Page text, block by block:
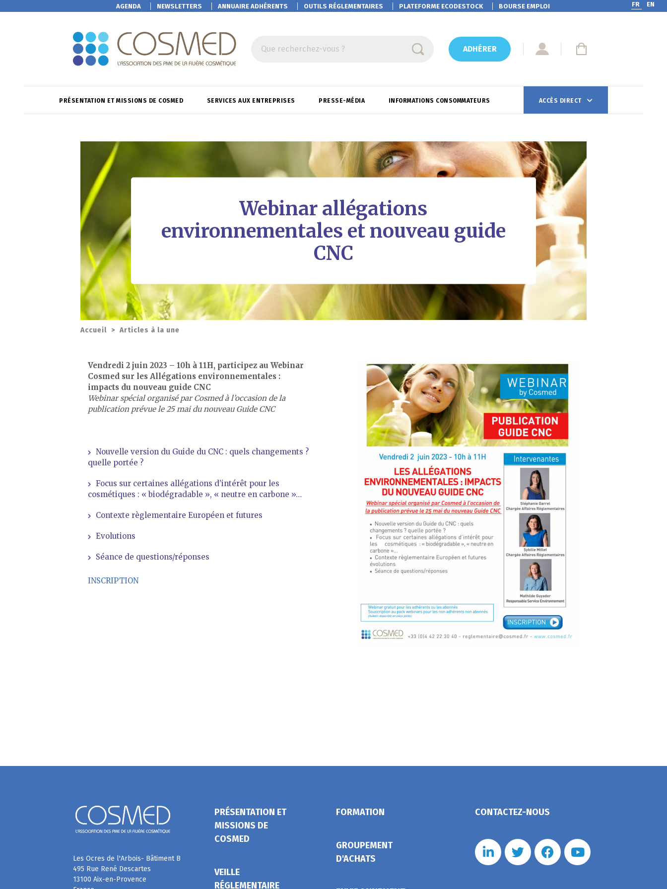
AGENDA NEWSLETTERS ANNUAIRE ADHÉRENTS OUTILS RÉGLEMENTAIRES PLATEFORMEECODESTOCK BOURSE EMPLOI FR EN
Que recherchez-vous ? ADHÉRER
PRÉSENTATION ET MISSIONS DE COSMED SERVICES AUX ENTREPRISES PRESSE-MÉDIA INFORMATIONS CONSOMMATEURS ACCÈS DIRECT
Webinar allégations
environnementales et nouveau guide
CNC
Accueil > Articles à la une
Vendredi 2 juin 2023 – 10h à 11H, participez au Webinar
Cosmed sur les Allégations environnementales :
impacts du nouveau guide CNC
Webinar spécial organisé par Cosmed à l’occasion de la
publication prévue le 25 mai du nouveau Guide CNC
Nouvelle version du Guide du CNC : quels changements ?
quelle portée ?
Focus sur certaines allégations d’intérêt pour les
cosmétiques : « biodégradable », « neutre en carbone »…
Contexte règlementaire Européen et futures
Evolutions
Séance de questions/réponses
INSCRIPTION
Les Ocres de l'Arbois- Bâtiment B
495 Rue René Descartes
13100 Aix-en-Provence
PRÉSENTATION ET
MISSIONS DE
COSMED
VEILLE
RÉGLEMENTAIRE
FORMATION
GROUPEMENT
D'ACHATS
CONTACTEZ-NOUS